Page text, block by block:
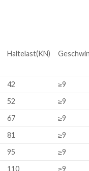
Haltelast(KN)
42
≥9
52
≥9
67
≥9
81
≥9
95
≥9
110 ≥9